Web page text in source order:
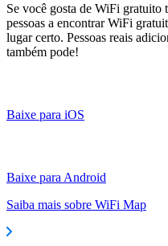
Se você gosta de WiFi gratuito
pessoas a encontrar WiFi
lugar certo. Pessoas reais
também pode!
Baixe para iOS
Baixe para Android
Saiba mais sobre WiFi Map